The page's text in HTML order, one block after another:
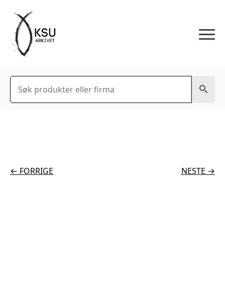
Søk
← FORRIGE NESTE →